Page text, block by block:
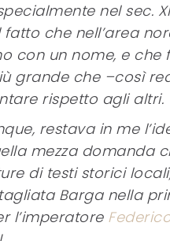
nel sec.
che nell’area
con un nome, e che
grande che –così
rispetto agli altri.
restava in me
mezza domanda
di testi storici
Barga nella
l’imperatore